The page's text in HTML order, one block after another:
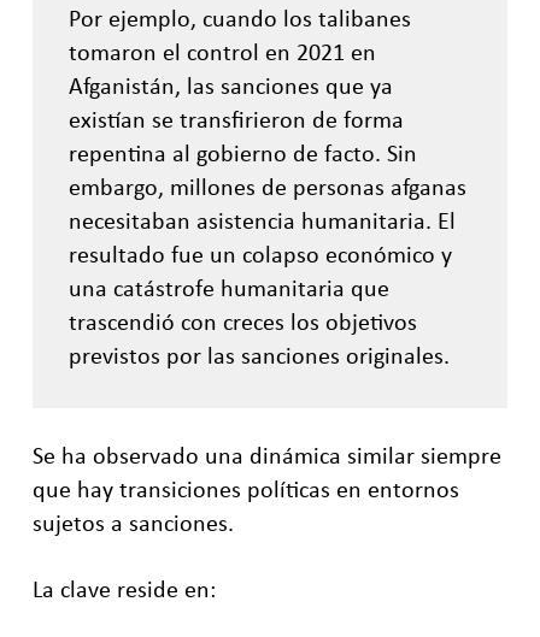
Por ejemplo, cuando los talibanes
tomaron el control en 2021 en
Afganistán, las sanciones que ya
existían se transfirieron de forma
repentina al gobierno de facto. Sin
embargo, millones de personas afganas
necesitaban asistencia humanitaria. El
resultado fue un colapso económico y
una catástrofe humanitaria que
trascendió con creces los objetivos
previstos por las sanciones originales.
Se ha observado una dinámica similar siempre
que hay transiciones políticas en entornos
sujetos a sanciones.
La clave reside en: